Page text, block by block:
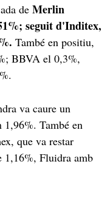
de Merlin
seguit d'Inditex,
També en positiu,
BBVA el 0,3%,
va caure un
També en
que va restar
Fluidra amb